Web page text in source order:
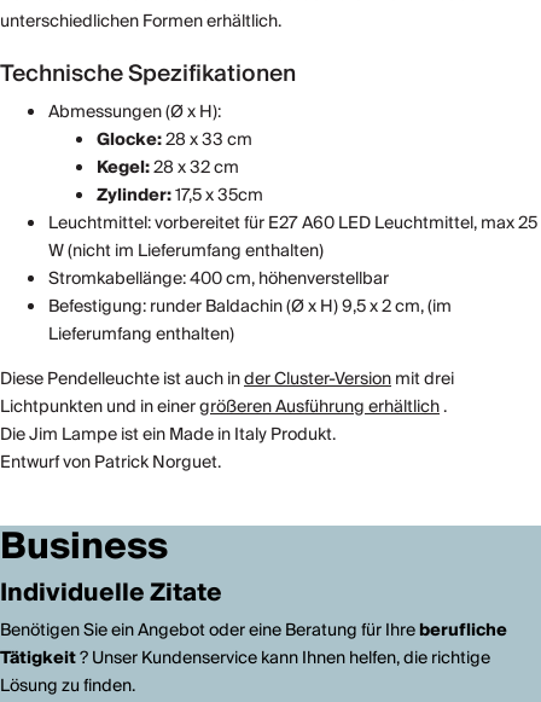
unterschiedlichen Formen erhältlich.
Technische Spezifikationen
Abmessungen (Ø x H):
Glocke:28 x 33 cm
Kegel:28 x 32 cm
Zylinder:17,5 x 35cm
Leuchtmittel: vorbereitet für E27 A60 LED Leuchtmittel, max 25
W (nicht im Lieferumfang enthalten)
Stromkabellänge: 400 cm, höhenverstellbar
Befestigung: runder Baldachin (Ø x H) 9,5 x 2 cm, (im
Lieferumfang enthalten)
Diese Pendelleuchte ist auch inder Cluster-Versionmit drei
Lichtpunkten und in einergrößeren Ausführung erhältlich.
Die Jim Lampe ist ein Made in Italy Produkt.
Entwurf von Patrick Norguet.
Business
Individuelle Zitate
Benötigen Sie ein Angebot oder eine Beratung für Ihreberufliche
Tätigkeit? Unser Kundenservice kann Ihnen helfen, die richtige
Lösung zu finden.